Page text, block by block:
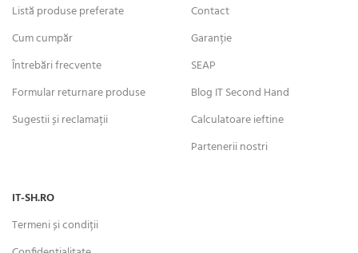
Listă produse preferate
Cum cumpăr
Întrebări frecvente
Formular returnare produse
Sugestii și reclamații
Contact
Garanție
SEAP
Blog IT Second Hand
Calculatoare ieftine
Partenerii nostri
IT-SH.RO
Termeni și condiții